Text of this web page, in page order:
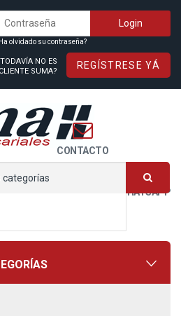
olvidado su contraseña?
NO ES
CLIENTE SUMA?
REGÍSTRESE YÁ
WHATSAPP
CONTACTO
categorías